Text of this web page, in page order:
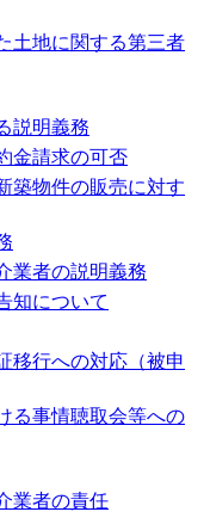
土地に関する第三者
説明義務
金請求の可否
築物件の販売に対す
業者の説明義務
知について
移行への対応（被申
る事情聴取会等への
業者の責任